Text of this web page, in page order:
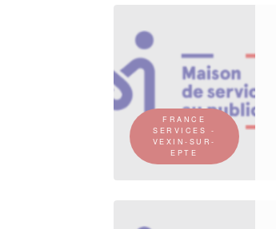
FRANCE
SERVICES -
VEXIN-SUR-
EPTE